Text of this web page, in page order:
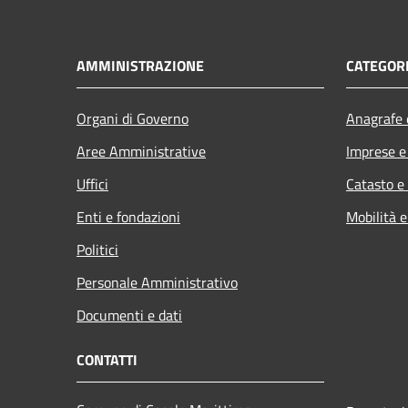
AMMINISTRAZIONE
Organi di Governo
Aree Amministrative
Uffici
Enti e fondazioni
Politici
Personale Amministrativo
Documenti e dati
Imprese
Catasto
Mobilità
CONTATTI